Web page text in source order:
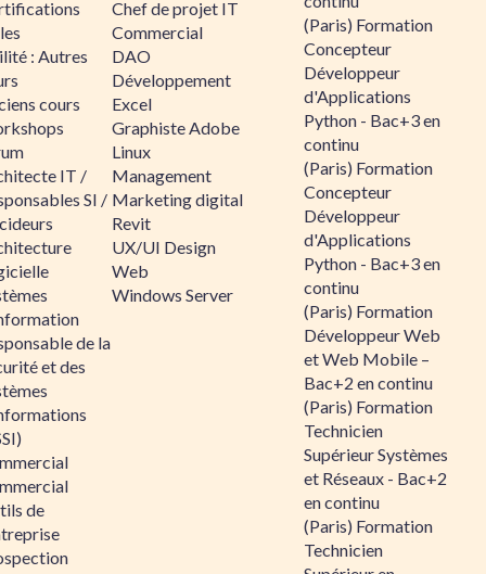
: Autres
cours
IT /
SI /
de la
et des
de
Chef de projet IT
Commercial
DAO
Développement
Excel
Graphiste Adobe
Linux
Management
Marketing digital
Revit
UX/UI Design
Web
Windows Server
(Paris) Formation
Concepteur
Développeur
d'Applications
Python - Bac+3 en
continu
(Paris) Formation
Concepteur
Développeur
d'Applications
Python - Bac+3 en
continu
(Paris) Formation
Développeur Web
et Web Mobile –
Bac+2 en continu
(Paris) Formation
Technicien
Supérieur Systèmes
et Réseaux - Bac+2
en continu
(Paris) Formation
Technicien